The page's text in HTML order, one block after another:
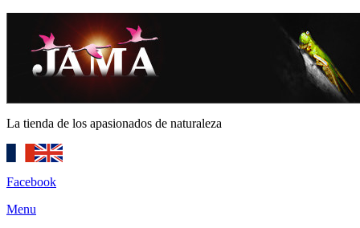
La tienda de los apasionados de naturaleza
Facebook
Menu